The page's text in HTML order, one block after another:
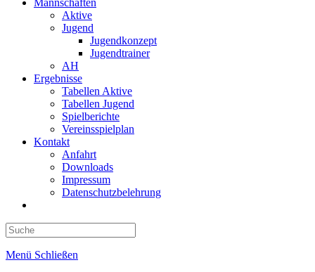
Mannschaften
Aktive
Jugend
Jugendkonzept
Jugendtrainer
AH
Ergebnisse
Tabellen Aktive
Tabellen Jugend
Spielberichte
Vereinsspielplan
Kontakt
Anfahrt
Downloads
Impressum
Datenschutzbelehrung
search
Menü Schließen